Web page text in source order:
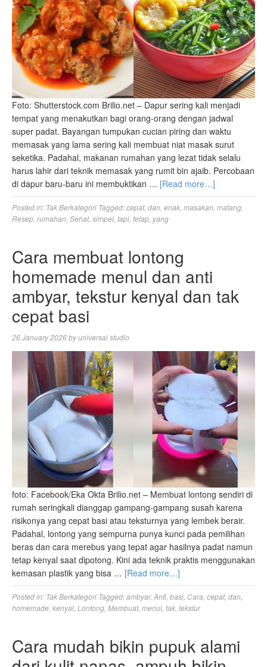
Foto: Shutterstock.com Brilio.net – Dapur sering kali menjadi
tempat yang menakutkan bagi orang-orang dengan jadwal
super padat. Bayangan tumpukan cucian piring dan waktu
memasak yang lama sering kali membuat niat masak surut
seketika. Padahal, makanan rumahan yang lezat tidak selalu
harus lahir dari teknik memasak yang rumit bin ajaib. Percobaan
di dapur baru-baru ini membuktikan … [Read more…]
Posted in: Tak Berkategori Tagged:cepat, dan enak masakan matang
Resep rumahan Sehat, simpel tapi tetap yang
Cara membuat lontong
homemade menul dan anti
ambyar, tekstur kenyal dan tak
cepat basi
26 January 2026byuniversal studio
foto: Facebook/Eka Okta Brilio.net – Membuat lontong sendiri di
rumah seringkali dianggap gampang-gampang susah karena
risikonya yang cepat basi atau teksturnya yang lembek berair.
Padahal, lontong yang sempurna punya kunci pada pemilihan
beras dan cara merebus yang tepat agar hasilnya padat namun
tetap kenyal saat dipotong. Kini ada teknik praktis menggunakan
kemasan plastik yang bisa … [Read more…]
Posted in: Tak Berkategori Tagged:ambyar, Anti basi Cara cepat, dan
homemade kenyal Lontong Membuat, menul tak tekstur
Cara mudah bikin pupuk alami